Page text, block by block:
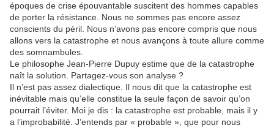
époques de crise épouvantable suscitent des hommes capables
de porter la résistance. Nous ne sommes pas encore assez
conscients du péril. Nous n’avons pas encore compris que nous
allons vers la catastrophe et nous avançons à toute allure comme
des somnambules.
Le philosophe Jean-Pierre Dupuy estime que de la catastrophe
naît la solution. Partagez-vous son analyse ?
Il n’est pas assez dialectique. Il nous dit que la catastrophe est
inévitable mais qu’elle constitue la seule façon de savoir qu’on
pourrait l’éviter. Moi je dis : la catastrophe est probable, mais il y
a l’improbabilité. J’entends par « probable », que pour nous